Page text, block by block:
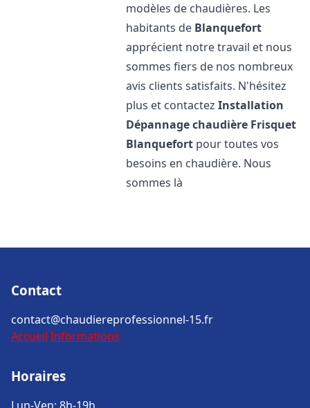
modèles de chaudières. Les
habitants de Blanquefort
apprécient notre travail et nous
sommes fiers de nos nombreux
avis clients satisfaits. N'hésitez
plus et contactezInstallation
Dépannage chaudière Frisquet
Blanquefort pour toutes vos
besoins en chaudière. Nous
sommes là
Contact
contact@chaudiereprofessionnel-15.fr
Accueil Informations
Horaires